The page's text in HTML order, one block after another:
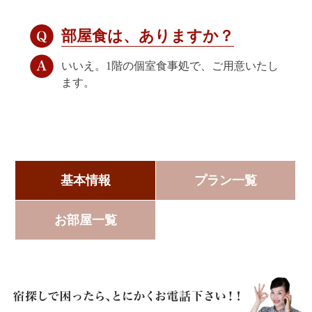
部屋食は、ありますか？
いいえ。1階の個室食事処で、ご用意いたし
ます。
基本情報 プラン一覧
お部屋一覧